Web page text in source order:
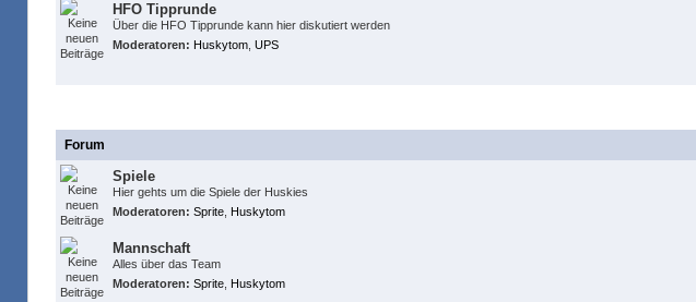
HFO Tipprunde
Über die HFO Tipprunde kann hier diskutiert werden
Moderatoren: Huskytom UPS
Forum
Spiele
Hier gehts um die Spiele der Huskies
Moderatoren: Sprite Huskytom
Mannschaft
Alles über das Team
Moderatoren: Sprite Huskytom